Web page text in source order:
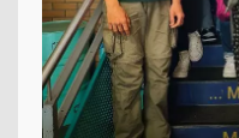
Stundenpläne
Kontakt